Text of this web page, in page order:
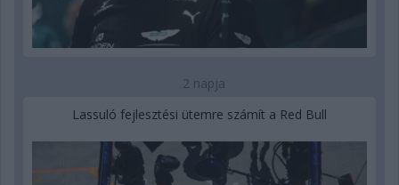
2 napja
Lassuló fejlesztési ütemre számít a Red Bull